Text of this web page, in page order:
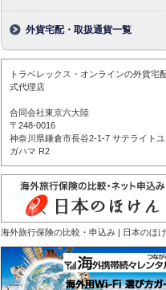
外貨宅配・取扱通貨一覧
トラベレックス・オンラインの外貨宅
式代理店
合同会社東京六大陸
〒248-0016
神奈川県鎌倉市長谷2-1-7 サテライトユ
ガハマ R2
海外旅行保険の比較・申込み | 日本のほ